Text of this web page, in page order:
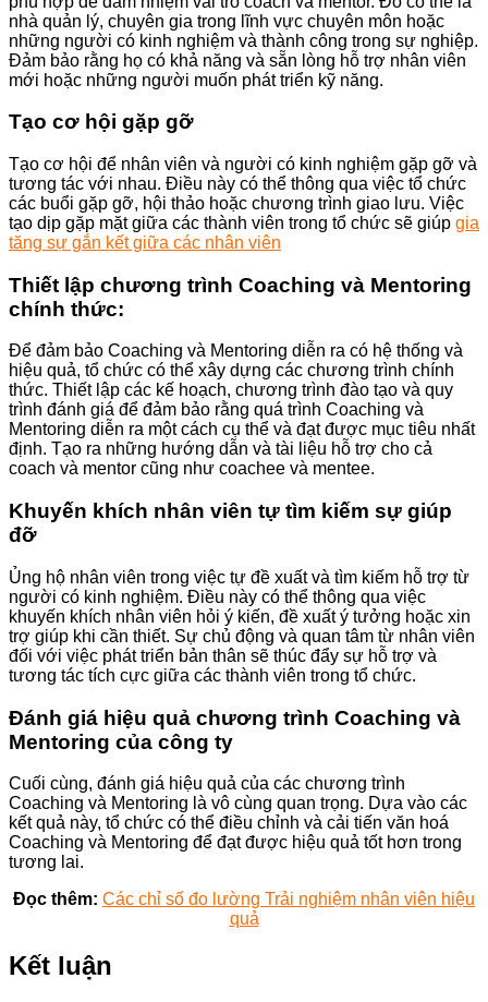
nhà quản lý, chuyên gia trong lĩnh vực chuyên môn hoặc
những người có kinh nghiệm và thành công trong sự nghiệp.
Đảm bảo rằng họ có khả năng và sẵn lòng hỗ trợ nhân viên
mới hoặc những người muốn phát triển kỹ năng.
Tạo cơ hội gặp gỡ
Tạo cơ hội để nhân viên và người có kinh nghiệm gặp gỡ và
tương tác với nhau. Điều này có thể thông qua việc tổ chức
các buổi gặp gỡ, hội thảo hoặc chương trình giao lưu. Việc
tạo dịp gặp mặt giữa các thành viên trong tổ chức sẽ giúp gia
tăng sự gắn kết giữa các nhân viên
Thiết lập chương trình Coaching và Mentoring
chính thức:
Để đảm bảo Coaching và Mentoring diễn ra có hệ thống và
hiệu quả, tổ chức có thể xây dựng các chương trình chính
thức. Thiết lập các kế hoạch, chương trình đào tạo và quy
trình đánh giá để đảm bảo rằng quá trình Coaching và
Mentoring diễn ra một cách cụ thể và đạt được mục tiêu nhất
định. Tạo ra những hướng dẫn và tài liệu hỗ trợ cho cả
coach và mentor cũng như coachee và mentee.
Khuyến khích nhân viên tự tìm kiếm sự giúp
đỡ
Ủng hộ nhân viên trong việc tự đề xuất và tìm kiếm hỗ trợ từ
người có kinh nghiệm. Điều này có thể thông qua việc
khuyến khích nhân viên hỏi ý kiến, đề xuất ý tưởng hoặc xin
trợ giúp khi cần thiết. Sự chủ động và quan tâm từ nhân viên
đối với việc phát triển bản thân sẽ thúc đẩy sự hỗ trợ và
tương tác tích cực giữa các thành viên trong tổ chức.
Đánh giá hiệu quả chương trình Coaching và
Mentoring của công ty
Cuối cùng, đánh giá hiệu quả của các chương trình
Coaching và Mentoring là vô cùng quan trọng. Dựa vào các
kết quả này, tổ chức có thể điều chỉnh và cải tiến văn hoá
Coaching và Mentoring để đạt được hiệu quả tốt hơn trong
tương lai.
Đọc thêm: Các chỉ số đo lường Trải nghiệm nhân viên hiệu
quả
Kết luận